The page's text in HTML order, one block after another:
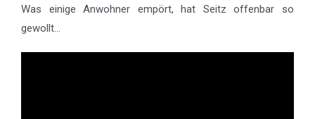
Was einige Anwohner empört, hat Seitz offenbar so
gewollt…